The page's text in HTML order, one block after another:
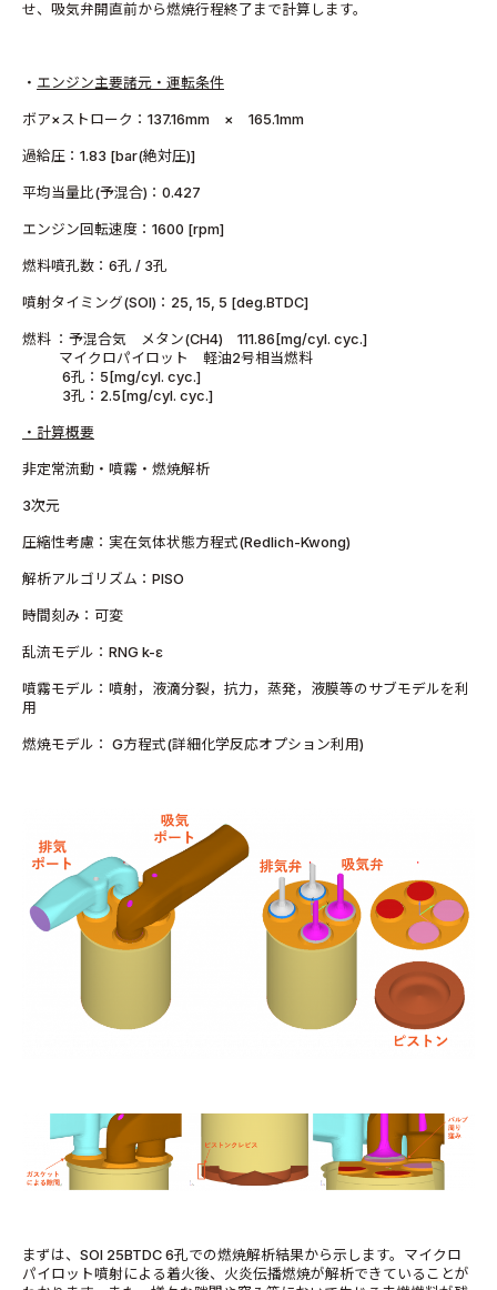
せ、吸気弁開直前から燃焼行程終了まで計算します。
・ エンジン主要諸元・運転条件
ボア×ストローク：137.16mm × 165.1mm
過給圧：1.83 [bar(絶対圧)]
平均当量比(予混合)：0.427
エンジン回転速度：1600 [rpm]
燃料噴孔数：6孔 / 3孔
噴射タイミング(SOI)：25, 15, 5 [deg.BTDC]
燃料 ：予混合気 メタン(CH4) 111.86[mg/cyl. cyc.]
マイクロパイロット 軽油2号相当燃料
6孔：5[mg/cyl. cyc.]
3孔：2.5[mg/cyl. cyc.]
・計算概要
非定常流動・噴霧・燃焼解析
3次元
圧縮性考慮：実在気体状態方程式(Redlich-Kwong)
解析アルゴリズム：PISO
時間刻み：可変
乱流モデル：RNG k-ε
噴霧モデル：噴射，液滴分裂，抗力，蒸発，液膜等のサブモデルを利
用
燃焼モデル： G方程式(詳細化学反応オプション利用)
まずは、SOI 25BTDC 6孔での燃焼解析結果から示します。マイクロ
パイロット噴射による着火後、火炎伝播燃焼が解析できていることが